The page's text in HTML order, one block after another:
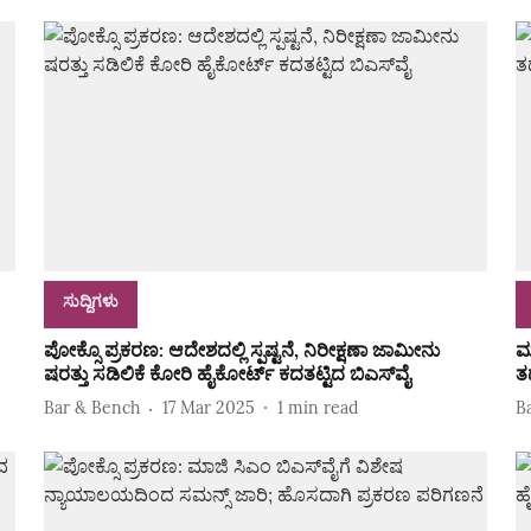
ಸುದ್ದಿಗಳು
ಪೋಕ್ಸೊ ಪ್ರಕರಣ: ಆದೇಶದಲ್ಲಿ ಸ್ಪಷ್ಟನೆ, ನಿರೀಕ್ಷಣಾ ಜಾಮೀನು
ಷರತ್ತು ಸಡಿಲಿಕೆ ಕೋರಿ ಹೈಕೋರ್ಟ್‌ ಕದತಟ್ಟಿದ ಬಿಎಸ್‌ವೈ
Bar & Bench 17 Mar 2025 1 min read